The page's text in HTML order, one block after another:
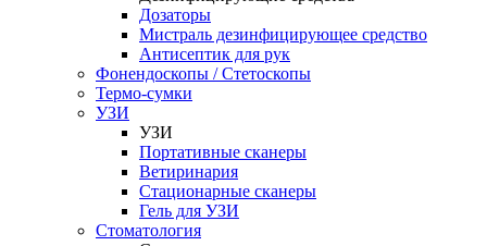
Дозаторы
Мистраль дезинфицирующее средство
Антисептик для рук
Фонендоскопы / Стетоскопы
Термо-сумки
УЗИ
УЗИ
Портативные сканеры
Ветиринария
Стационарные сканеры
Гель для УЗИ
Стоматология